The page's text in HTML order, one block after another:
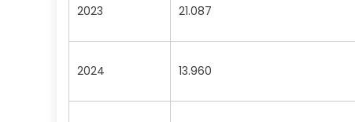
2023 21.087
2024 13.960